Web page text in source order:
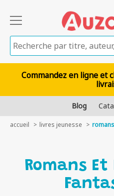
Commandez en ligne et
Blog
accueil livres jeunesse
Romans Et